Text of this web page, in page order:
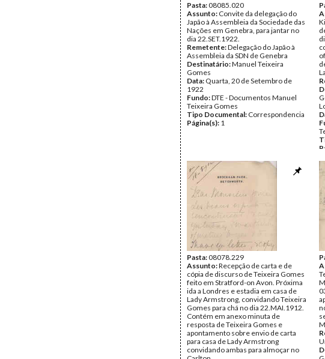
Pasta:08085.020
Assunto: Convite da delegação do
Japão à Assembleia da Sociedade das
Nações em Genebra, para jantar no
dia 22.SET.1922.
Remetente:Delegação do Japão à
Assembleia da SDN de Genebra
Destinatário:Manuel Teixeira
Gomes
Data: Quarta, 20 de Setembro de
1922
Fundo:DTE - Documentos Manuel
Teixeira Gomes
Tipo Documental: Correspondencia
Página(s): 1
Pasta:08078.229
Assunto:Recepção de carta e de
cópia de discurso de Teixeira Gomes
feito em Stratford-on Avon. Próxima
ida a Londres e estadia em casa de
Lady Armstrong, convidando Teixeira
Gomes para chá no dia 22.MAI.1912.
Contém em anexo minuta de
resposta de Teixeira Gomes e
apontamento sobre envio de carta
para casa de Lady Armstrong
convidando ambas para almoçar no